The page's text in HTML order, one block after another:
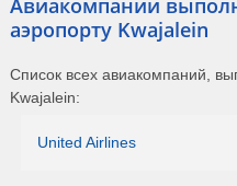
Авиакомпании
аэропорту Kwajalein
Список всех авиакомпаний,
Kwajalein:
United Airlines